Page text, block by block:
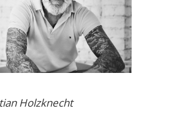
Holzknecht